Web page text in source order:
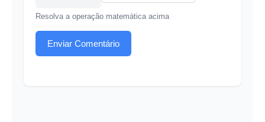
Resolva a operação matemática acima
Enviar Comentário